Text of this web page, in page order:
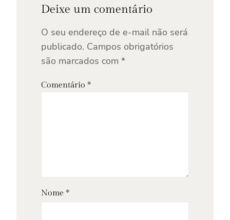
Deixe um comentário
O seu endereço de e-mail não será
publicado. Campos obrigatórios
são marcados com *
Comentário *
Nome *